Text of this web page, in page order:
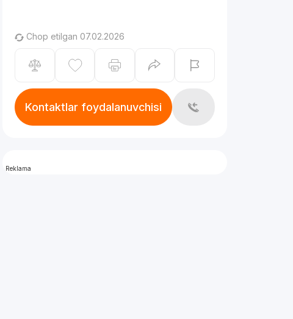
Chop etilgan 07.02.2026
Kontaktlar foydalanuvchisi
Reklama